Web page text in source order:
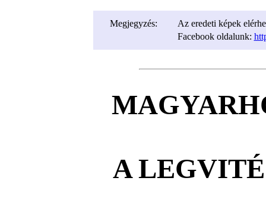
Megjegyzés:
Az eredeti képek
Facebook oldalunk:
A